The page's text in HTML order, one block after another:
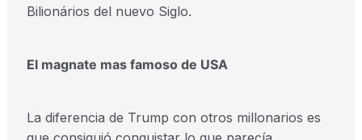
Bilionários del nuevo Siglo.
El magnate mas famoso de USA
La diferencia de Trump con otros millonarios es